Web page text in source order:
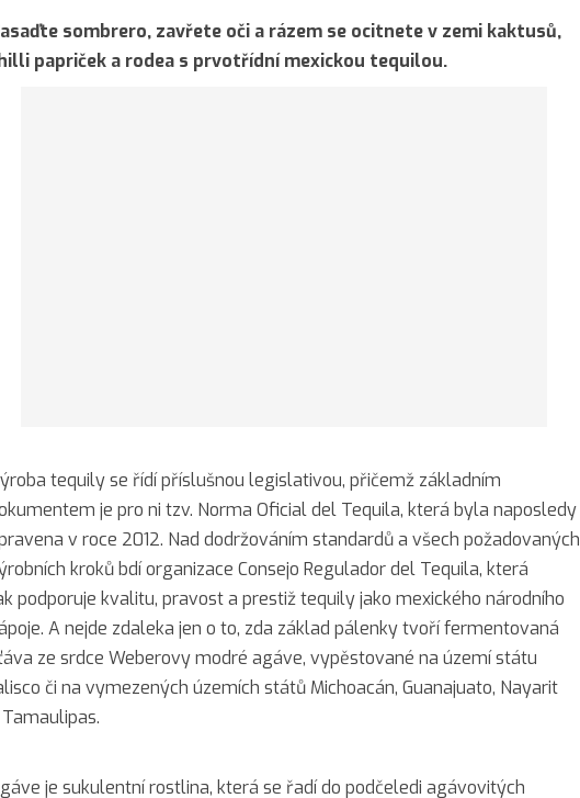
sombrero, zavřete oči a rázem se ocitnete v zemi kaktusů,
papriček a rodea s prvotřídní mexickou tequilou.
tequily se řídí příslušnou legislativou, přičemž základním
je pro ni tzv. Norma Oficial del Tequila, která byla naposledy
v roce 2012. Nad dodržováním standardů a všech požadovaných
kroků bdí organizace Consejo Regulador del Tequila, která
podporuje kvalitu, pravost a prestiž tequily jako mexického národního
A nejde zdaleka jen o to, zda základ pálenky tvoří fermentovaná
ze srdce Weberovy modré agáve, vypěstované na území státu
či na vymezených územích států Michoacán, Guanajuato, Nayarit
je sukulentní rostlina, která se řadí do podčeledi agávovitých